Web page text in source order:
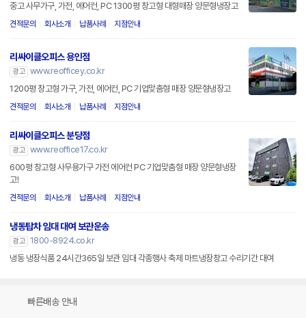
중고 사무가구, 가전, 에어컨, PC 1300평 창고형 대형매장 양문형냉장고
견적문의 회사소개 납품사례 지점안내
리싸이클오피스 용인점
광고 www.reofficey.co.kr
1200평 창고형 가구, 가전, 에어컨, PC 기업맞춤형 매장 양문형냉장고
견적문의 회사소개 납품사례 지점안내
리싸이클오피스 분당점
광고 www.reoffice17.co.kr
600평 창고형 사무용가구 가전 에어컨 PC 기업맞춤형 매장 양문형냉장
고!
견적문의 회사소개 납품사례 지점안내
냉동탑차 임대 대여 보관운송
광고 1800-8924.co.kr
냉동 냉장식품 24시간365일 보관 임대 각종행사 축제 마트냉장창고 수리기간 대여
빠른배송 안내